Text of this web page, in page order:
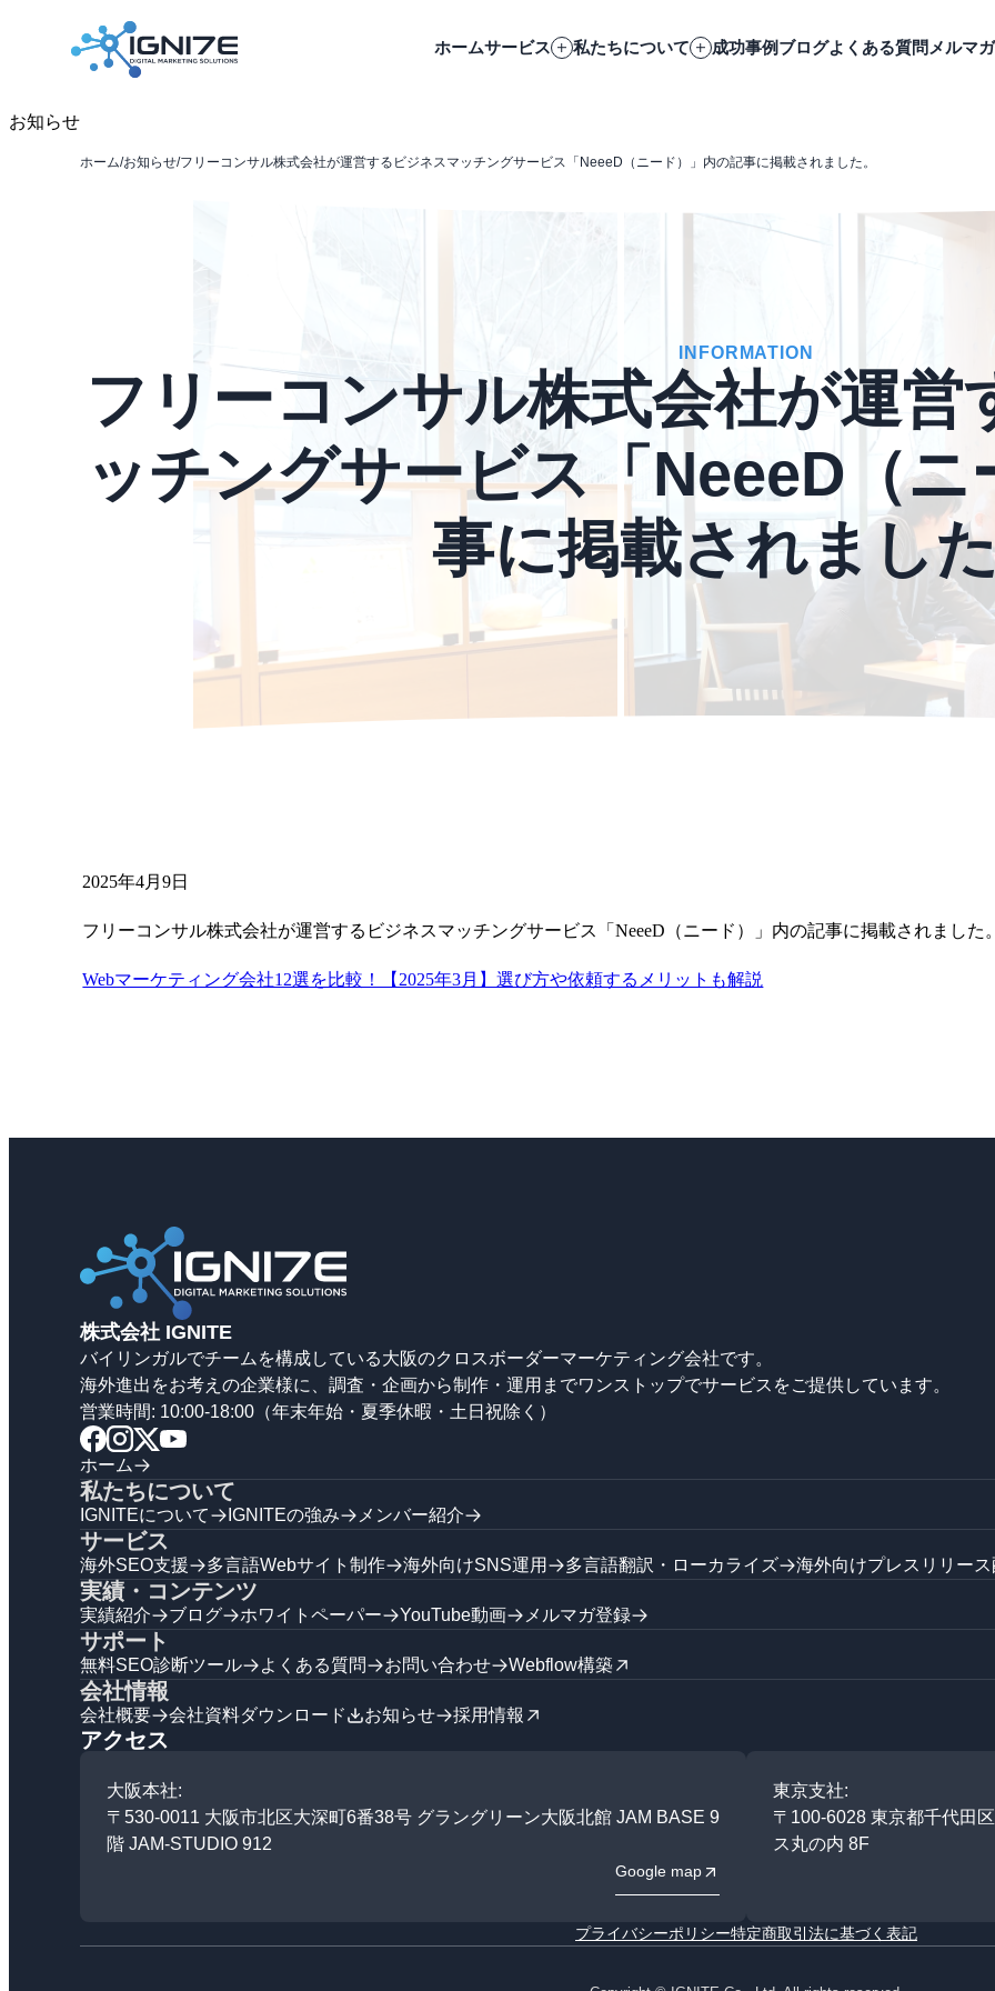
ホームサービス 私たちについて 成功事例ブログよくある質問 メルマ
お知らせ
ホーム/お知らせ/フリーコンサル株式会社が運営するビジネスマッチングサービス「NeeeD（ニード）」内の記事に掲載されました。
INFORMATION
フリーコンサル株式会社が運営
ッチングサービス「NeeeD（
事に掲載されまし
2025年4月9日
フリーコンサル株式会社が運営するビジネスマッチングサービス「NeeeD（ニード）」内の記事に掲載されました
Webマーケティング会社12選を比較！【2025年3月】選び方や依頼するメリットも解説
株式会社 IGNITE
バイリンガルでチームを構成している大阪のクロスボーダーマーケティング会社です。
海外進出をお考えの企業様に、調査・企画から制作・運用までワンストップでサービスをご提供しています。
営業時間: 10:00-18:00（年末年始・夏季休暇・土日祝除く）
ホーム
私たちについて
IGNITEについて IGNITEの強み メンバー紹介
サービス
海外SEO支援 多言語Webサイト制作 海外向けSNS運用 多言語翻訳・ローカライズ 海外向けプレスリリー
実績・コンテンツ
実績紹介 ブログ ホワイトペーパー YouTube動画 メルマガ登録
サポート
無料SEO診断ツール よくある質問 お問い合わせ Webflow構築
会社情報
会社概要 会社資料ダウンロード お知らせ 採用情報
アクセス
大阪本社:
〒530-0011 大阪市北区大深町6番38号 グラングリーン大阪北館 JAM BASE 9
階 JAM-STUDIO 912
Google map
東京支社:
〒100-6028 東京都千代田
ス丸の内 8F
プライバシーポリシー特定商取引法に基づく表記